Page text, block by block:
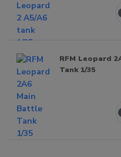
RFM Leopard
Tank 1/35